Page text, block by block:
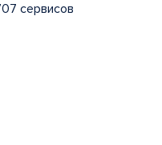
сервисов